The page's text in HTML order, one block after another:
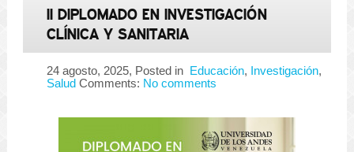
II DIPLOMADO EN INVESTIGACIÓN
CLÍNICA Y SANITARIA
24 agosto, 2025, Posted in Educación, Investigación,
Salud Comments: No comments